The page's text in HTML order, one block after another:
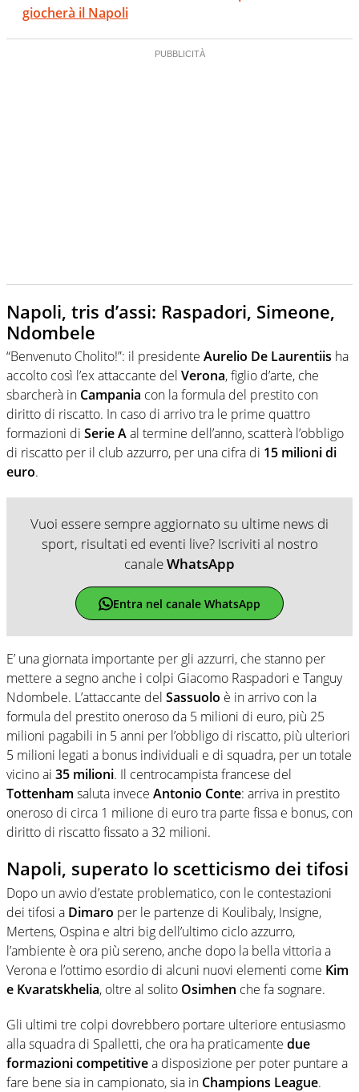
giocherà il Napoli
Napoli, tris d’assi: Raspadori, Simeone,
Ndombele
“Benvenuto Cholito!”: il presidente Aurelio De Laurentiis ha
accolto così l’ex attaccante del Verona, figlio d’arte, che
sbarcherà in Campania con la formula del prestito con
diritto di riscatto. In caso di arrivo tra le prime quattro
formazioni di Serie Aal termine dell’anno, scatterà l’obbligo
di riscatto per il club azzurro, per una cifra di 15 milioni di
euro.
Vuoi essere sempre aggiornato su ultime news di
sport, risultati ed eventi live? Iscriviti al nostro
canaleWhatsApp
Entra nel canale WhatsApp
E’ una giornata importante per gli azzurri, che stanno per
mettere a segno anche i colpi Giacomo Raspadori e Tanguy
Ndombele. L’attaccante del Sassuolo è in arrivo con la
formula del prestito oneroso da 5 milioni di euro, più 25
milioni pagabili in 5 anni per l’obbligo di riscatto, più ulteriori
5 milioni legati a bonus individuali e di squadra, per un totale
vicino ai 35 milioni. Il centrocampista francese del
Tottenham saluta invece Antonio Conte: arriva in prestito
oneroso di circa 1 milione di euro tra parte fissa e bonus, con
diritto di riscatto fissato a 32 milioni.
Napoli, superato lo scetticismo dei tifosi
Dopo un avvio d’estate problematico, con le contestazioni
dei tifosi a Dimaro per le partenze di Koulibaly, Insigne,
Mertens, Ospina e altri big dell’ultimo ciclo azzurro,
l’ambiente è ora più sereno, anche dopo la bella vittoria a
Verona e l’ottimo esordio di alcuni nuovi elementi come Kim
e Kvaratskhelia, oltre al solito Osimhen che fa sognare.
Gli ultimi tre colpi dovrebbero portare ulteriore entusiasmo
alla squadra di Spalletti, che ora ha praticamente due
formazioni competitivea disposizione per poter puntare a
fare bene sia in campionato, sia in Champions League.